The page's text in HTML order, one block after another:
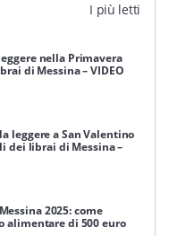
I più letti
nella Primavera
di Messina – VIDEO
leggere a San Valentino
dei librai di Messina –
2025: come
alimentare di 500 euro